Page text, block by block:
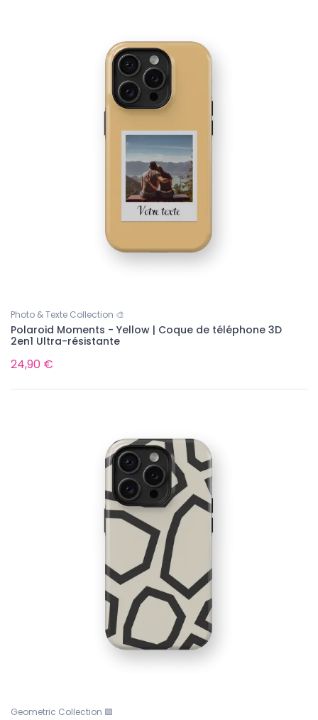
Photo & Texte Collection 🎨
Polaroid Moments - Yellow | Coque de téléphone 3D
2en1 Ultra-résistante
24,90 €
Geometric Collection 🟪